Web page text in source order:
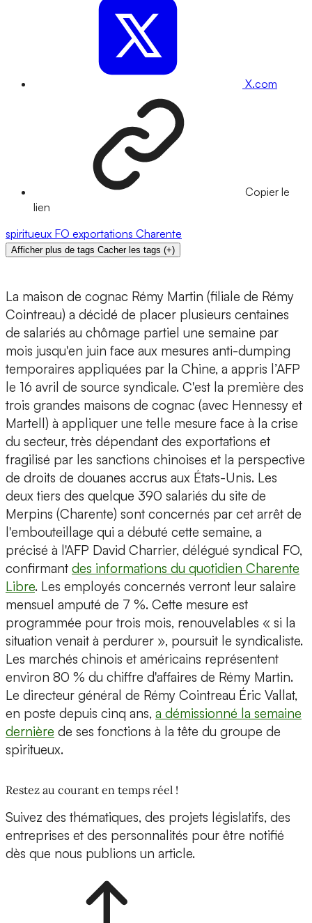
X.com
Copier le
lien
spiritueux FO exportations Charente
Afficher plus de tags Cacher les tags (+)
La maison de cognac Rémy Martin (filiale de Rémy
Cointreau) a décidé de placer plusieurs centaines
de salariés au chômage partiel une semaine par
mois jusqu'en juin face aux mesures anti-dumping
temporaires appliquées par la Chine, a appris l’AFP
le 16 avril de source syndicale. C'est la première des
trois grandes maisons de cognac (avec Hennessy et
Martell) à appliquer une telle mesure face à la crise
du secteur, très dépendant des exportations et
fragilisé par les sanctions chinoises et la perspective
de droits de douanes accrus aux États-Unis. Les
deux tiers des quelque 390 salariés du site de
Merpins (Charente) sont concernés par cet arrêt de
l'embouteillage qui a débuté cette semaine, a
précisé à l'AFP David Charrier, délégué syndical FO,
confirmant des informations du quotidien Charente
Libre. Les employés concernés verront leur salaire
mensuel amputé de 7 %. Cette mesure est
programmée pour trois mois, renouvelables « si la
situation venait à perdurer », poursuit le syndicaliste.
Les marchés chinois et américains représentent
environ 80 % du chiffre d'affaires de Rémy Martin.
Le directeur général de Rémy Cointreau Éric Vallat,
en poste depuis cinq ans, a démissionné la semaine
dernière de ses fonctions à la tête du groupe de
spiritueux.
Restez au courant en temps réel !
Suivez des thématiques, des projets législatifs, des
entreprises et des personnalités pour être notifié
dès que nous publions un article.